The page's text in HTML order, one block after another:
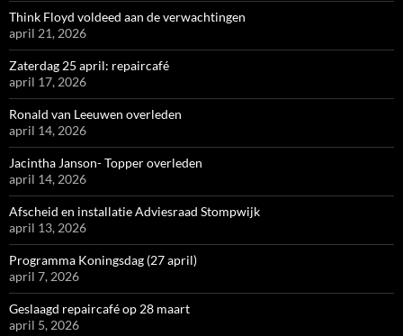
Think Floyd voldeed aan de verwachtingen
april 21, 2026
Zaterdag 25 april: repaircafé
april 17, 2026
Ronald van Leeuwen overleden
april 14, 2026
Jacintha Janson- Topper overleden
april 14, 2026
Afscheid en installatie Adviesraad Stompwijk
april 13, 2026
Programma Koningsdag (27 april)
april 7, 2026
Geslaagd repaircafé op 28 maart
april 5, 2026